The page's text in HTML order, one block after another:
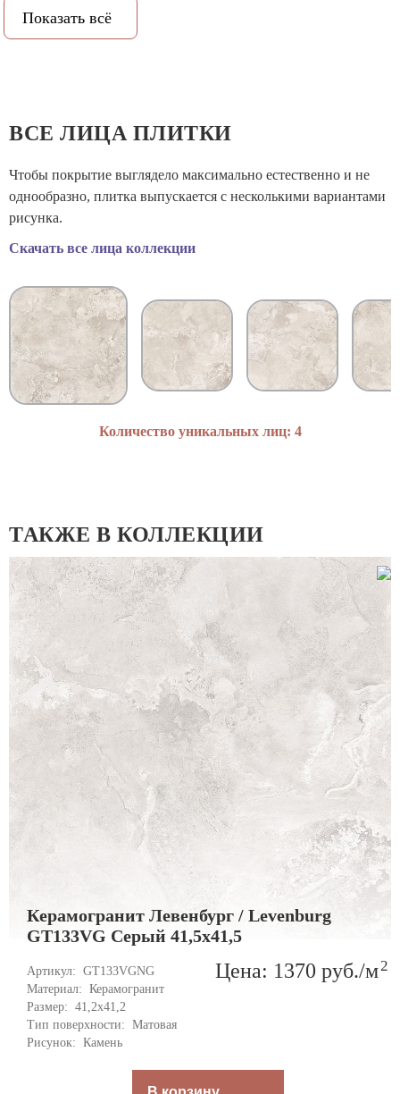
Объем коробки:
Показать всё
ВСЕ ЛИЦА ПЛИТКИ
Чтобы покрытие выглядело максимально естественно и не
однообразно, плитка выпускается с несколькими вариантами
рисунка.
Скачать все лица коллекции
Количество уникальных лиц: 4
ТАКЖЕ В КОЛЛЕКЦИИ
Керамогранит Левенбург / Levenburg
GT133VG Серый 41,5x41,5
Артикул: GT133VGNG
Материал: Керамогранит
Размер: 41,2x41,2
Тип поверхности: Матовая
Рисунок: Камень
Цена: 1370 руб./м2